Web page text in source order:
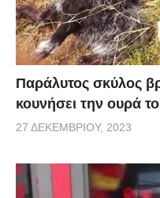
εκεί γύρω για μίλια.
ειδοποιήσει, σίγουρα
Παράλυτος σκύλος
κουνήσει την ουρά
27 ΔΕΚΕΜΒΡΊΟΥ, 2023